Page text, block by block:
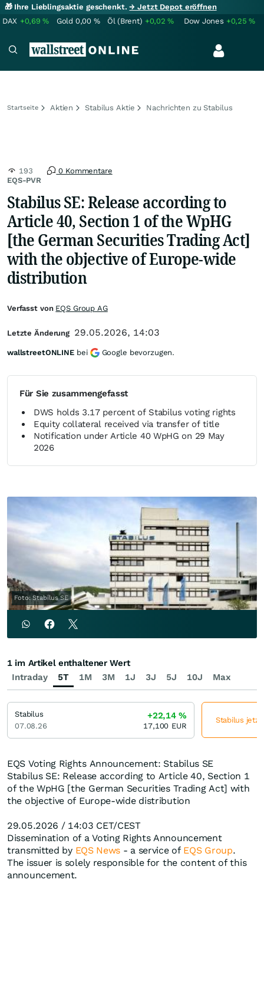
🎁 Ihre Lieblingsaktie geschenkt.→ Jetzt Depot eröffnen
DAX +0,69% Gold 0,00 % Öl (Brent) +0,02% Dow Jones +0,25%
Startseite Aktien Stabilus Aktie Nachrichten zu Stabilus
EQS-PVR
193 0 Kommentare
Stabilus SE: Release according to
Article 40, Section 1 of the WpHG
[the German Securities Trading Act]
with the objective of Europe-wide
distribution
Für Sie zusammengefasst
DWS holds 3.17 percent of Stabilus voting rights
Equity collateral received via transfer of title
Notification under Article 40 WpHG on 29 May
2026
Foto: Stabilus SE
EQS Voting Rights Announcement: Stabilus SE
Stabilus SE: Release according to Article 40, Section 1
of the WpHG [the German Securities Trading Act] with
the objective of Europe-wide distribution
29.05.2026 / 14:03 CET/CEST
Dissemination of a Voting Rights Announcement
transmitted by EQS News - a service of EQS Group.
The issuer is solely responsible for the content of this
announcement.
Verfasst von EQS Group AG
Letzte Änderung 29.05.2026, 14:03
wallstreetONLINE bei Google bevorzugen.
Intraday 5T 1M 3M 1J 3J 5J 10J Max
1 im Artikel enthaltener Wert
Stabilus
07.08.26
+22,14%
17,100 EUR
Stabilus jetzt